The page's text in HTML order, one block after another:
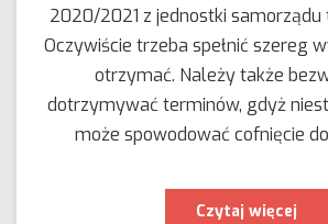
2020/2021 z jednostki
Oczywiście trzeba spełnić szereg
otrzymać. Należy także
dotrzymywać terminów, gdyż
może spowodować cofnięcie
Czytaj więcej